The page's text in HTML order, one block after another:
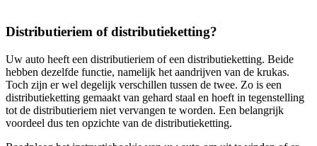
Distributieriem of distributieketting?
Uw auto heeft een distributieriem of een distributieketting. Beide
hebben dezelfde functie, namelijk het aandrijven van de krukas.
Toch zijn er wel degelijk verschillen tussen de twee. Zo is een
distributieketting gemaakt van gehard staal en hoeft in tegenstelling
tot de distributieriem niet vervangen te worden. Een belangrijk
voordeel dus ten opzichte van de distributieketting.